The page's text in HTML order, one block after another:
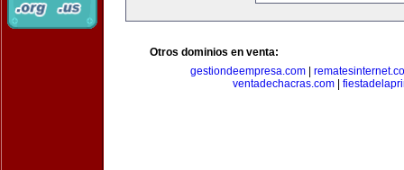
Otros dominios en venta:
gestiondeempresa.com
ventadechacras.com